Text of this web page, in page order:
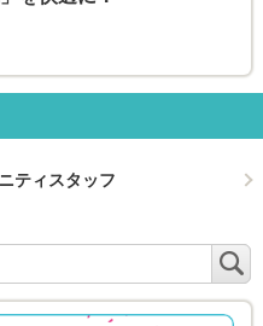
ティスタッフ
索